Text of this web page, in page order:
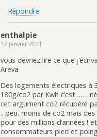
Répondre
enthalpie
17 janvier 2011
vous devriez lire ce que
Areva
Des logements électriques à
180g/co2 par Kwh c’est ……
cet argument co2 récupéré
.. peu, moins de co2 mais
pour des millions d’années !
consommateurs pied et